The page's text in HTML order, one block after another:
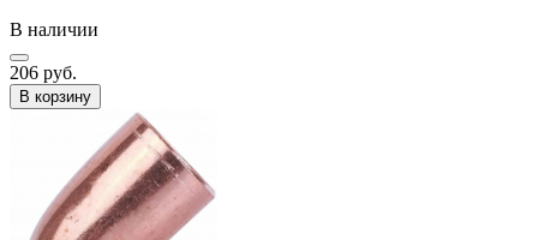
В наличии
206 руб.
В корзину